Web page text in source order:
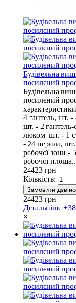
Будівельна
посилений
Будівельна
посилений
4 гантель, шт. -
шт. - 2
люком, шт. - 1
- 24 перила,
робочої зони -
робочої площа..
24423 грн
Кількість:
Замовити
24423 грн
Детальніше
×